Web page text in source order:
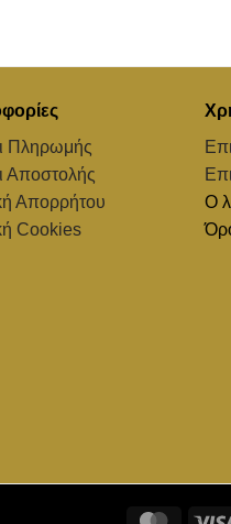
Πληρωμής
Αποστολής
Απορρήτου
Cookies
Ο